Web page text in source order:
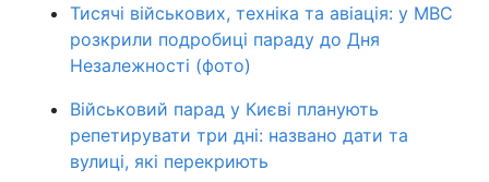
Тисячі військових, техніка та авіація: у МВС
розкрили подробиці параду до Дня
Незалежності (фото)
Військовий парад у Києві планують
репетирувати три дні: названо дати та
вулиці, які перекриють